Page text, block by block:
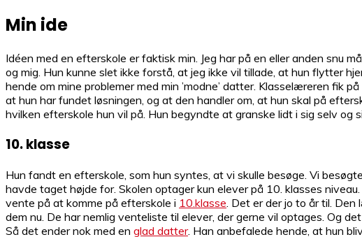
Min ide
Idéen med en efterskole er faktisk min. Jeg har på en eller anden snu
og mig. Hun kunne slet ikke forstå, at jeg ikke vil tillade, at hun flytter
hende om mine problemer med min ’modne’ datter. Klasselæreren fik
at hun har fundet løsningen, og at den handler om, at hun skal på
hvilken efterskole hun vil på. Hun begyndte at granske lidt i sig selv
10. klasse
Hun fandt en efterskole, som hun syntes, at vi skulle besøge. Vi
havde taget højde for. Skolen optager kun elever på 10. klasses
vente på at komme på efterskole i 10.klasse . Det er der jo to år til.
dem nu. De har nemlig venteliste til elever, der gerne vil optages. Og
Så det ender nok med en glad datter. Han anbefalede hende, at hun